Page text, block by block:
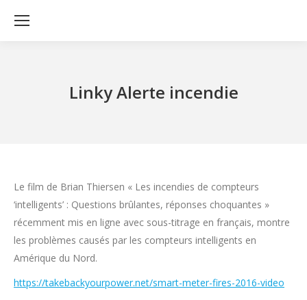
Linky Alerte incendie
Le film de Brian Thiersen « Les incendies de compteurs
‘intelligents’ : Questions brûlantes, réponses choquantes »
récemment mis en ligne avec sous-titrage en français, montre
les problèmes causés par les compteurs intelligents en
Amérique du Nord.
https://takebackyourpower.net/smart-meter-fires-2016-video